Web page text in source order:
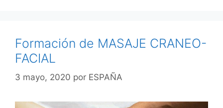
Formación de MASAJE CRANEO-
FACIAL
3 mayo, 2020 por ESPAÑA